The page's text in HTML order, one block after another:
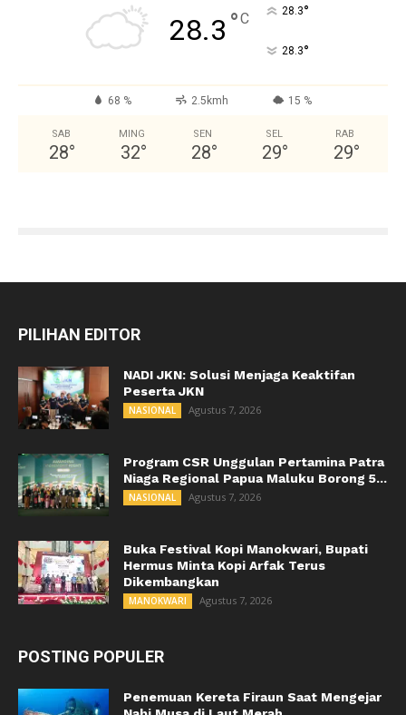
28.3 °C 28.3°
28.3°
68 % 2.5kmh 15 %
SAB
28°
MING
32°
SEN
28°
SEL
29°
RAB
29°
PILIHAN EDITOR
NADI JKN: Solusi Menjaga Keaktifan
Peserta JKN
NASIONAL Agustus 7, 2026
Program CSR Unggulan Pertamina Patra
Niaga Regional Papua Maluku Borong 5...
NASIONAL Agustus 7, 2026
Buka Festival Kopi Manokwari, Bupati
Hermus Minta Kopi Arfak Terus
Dikembangkan
MANOKWARI Agustus 7, 2026
POSTING POPULER
Penemuan Kereta Firaun Saat Mengejar